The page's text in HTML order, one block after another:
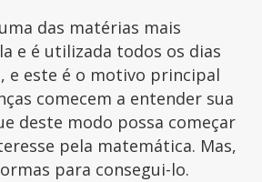
das matérias mais
e é utilizada todos os dias
e este é o motivo principal
comecem a entender sua
deste modo possa começar
pela matemática. Mas,
para consegui-lo.